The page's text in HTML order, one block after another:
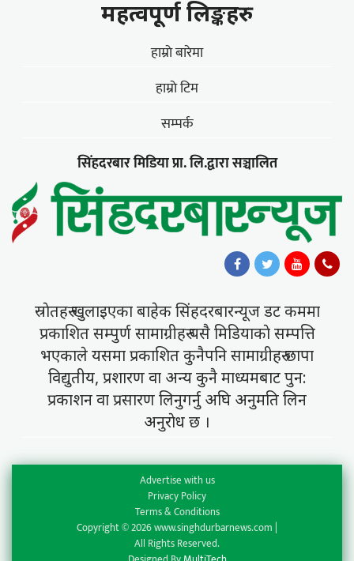
महत्वपूर्ण लिङ्कहरु
हाम्राे बारेमा
हाम्राे टिम
सम्पर्क
सिंहदरबार मिडिया प्रा. लि.द्वारा सञ्चालित
स्राेतहरु खुलाइएका बाहेक सिंहदरबारन्यूज डट कममा
प्रकाशित सम्पुर्ण सामाग्रीहरु यसै मिडियाकाे सम्पत्ति
भएकाले यसमा प्रकाशित कुनैपनि सामाग्रीहरु छापा
विद्युतीय, प्रशारण वा अन्य कुनै माध्यमबाट पुन:
प्रकाशन वा प्रसारण लिनुगर्नु अघि अनुमति लिन
अनुराेध छ ।
Advertise with us
Privacy Policy
Terms & Conditions
Copyright © 2026 www.singhdurbarnews.com |
All Rights Reserved.